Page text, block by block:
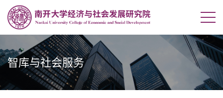
智库与社会服务